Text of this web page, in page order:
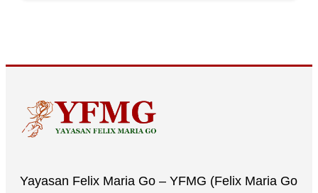
Yayasan Felix Maria Go – YFMG (Felix Maria Go